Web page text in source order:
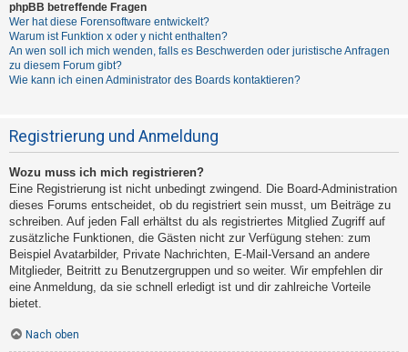
phpBB betreffende Fragen
Wer hat diese Forensoftware entwickelt?
Warum ist Funktion x oder y nicht enthalten?
An wen soll ich mich wenden, falls es Beschwerden oder juristische Anfragen
zu diesem Forum gibt?
Wie kann ich einen Administrator des Boards kontaktieren?
Registrierung und Anmeldung
Wozu muss ich mich registrieren?
Eine Registrierung ist nicht unbedingt zwingend. Die Board-Administration
dieses Forums entscheidet, ob du registriert sein musst, um Beiträge zu
schreiben. Auf jeden Fall erhältst du als registriertes Mitglied Zugriff auf
zusätzliche Funktionen, die Gästen nicht zur Verfügung stehen: zum
Beispiel Avatarbilder, Private Nachrichten, E-Mail-Versand an andere
Mitglieder, Beitritt zu Benutzergruppen und so weiter. Wir empfehlen dir
eine Anmeldung, da sie schnell erledigt ist und dir zahlreiche Vorteile
bietet.
Nach oben